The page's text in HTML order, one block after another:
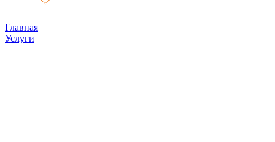
Главная
Услуги